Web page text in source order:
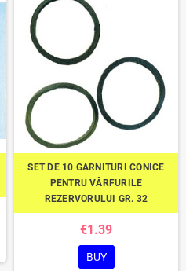
SET DE 10 GARNITURI CONICE
PENTRU VÂRFURILE
REZERVORULUI GR. 32
€1.39
BUY